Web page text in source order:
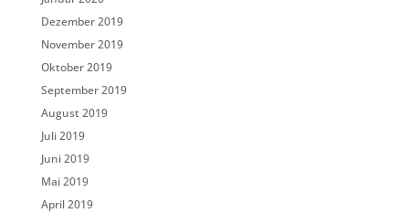
Dezember 2019
November 2019
Oktober 2019
September 2019
August 2019
Juli 2019
Juni 2019
Mai 2019
April 2019